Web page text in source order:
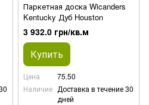
Паркетная доска Wicanders
Kentucky Дуб Houston
3 932.0 грн/кв.м
Купить
Цена
75.50
Наличие Доставка в течение 30
дней